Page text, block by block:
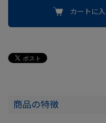
カートに
商品の特徴